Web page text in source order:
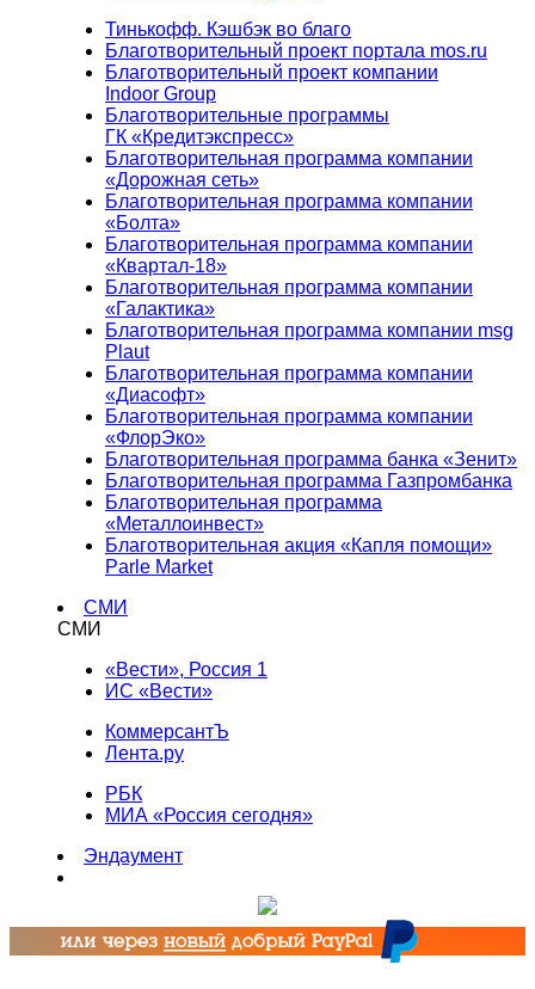
Тинькофф. Кэшбэк во благо
Благотворительный проект портала mos.ru
Благотворительный проект компании
Indoor Group
Благотворительные программы
ГК «Кредитэкспресс»
Благотворительная программа компании
«Дорожная сеть»
Благотворительная программа компании
«Болта»
Благотворительная программа компании
«Квартал-18»
Благотворительная программа компании
«Галактика»
Благотворительная программа компании msg
Plaut
Благотворительная программа компании
«Диасофт»
Благотворительная программа компании
«ФлорЭко»
Благотворительная программа банка «Зенит»
Благотворительная программа Газпромбанка
Благотворительная программа
«Металлоинвест»
Благотворительная акция «Капля помощи»
Parle Market
СМИ
СМИ
«Вести», Россия 1
ИС «Вести»
КоммерсантЪ
Лента.ру
РБК
МИА «Россия сегодня»
Эндаумент